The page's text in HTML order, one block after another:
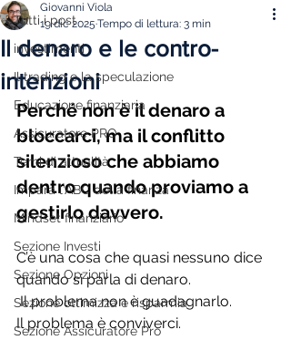
Tutti i post
investimenti
Il trading e la speculazione
Educazione finanziaria
Assicuratore PRO
Temi di attualità
Impara l'ABC della finanza
Mindset finanziario
Sezione Investi
Sezione Opzioni
Sezione ottimizza e risparmia
Sezione Assicuratore Pro
Il denaro e le contro-
intenzioni
Giovanni Viola
19 dic 2025 Tempo di lettura: 3 min
Perché non è il denaro a
bloccarci, ma il conflitto
silenzioso che abbiamo
dentro quando proviamo a
gestirlo davvero.
C’è una cosa che quasi nessuno dice
quando si parla di denaro.
Il problema non è guadagnarlo.
Il problema è conviverci.